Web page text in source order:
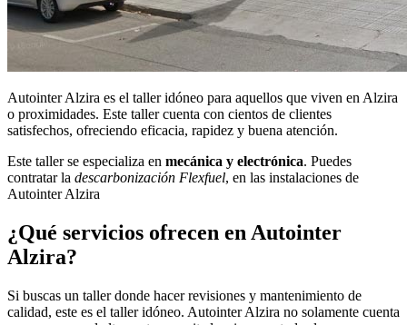
Autointer Alzira es el taller idóneo para aquellos que viven en Alzira
o proximidades. Este taller cuenta con cientos de clientes
satisfechos, ofreciendo eficacia, rapidez y buena atención.
Este taller se especializa en mecánica y electrónica. Puedes
contratar la descarbonización Flexfuel, en las instalaciones de
Autointer Alzira
¿Qué servicios ofrecen en Autointer
Alzira?
Si buscas un taller donde hacer revisiones y mantenimiento de
calidad, este es el taller idóneo. Autointer Alzira no solamente cuenta